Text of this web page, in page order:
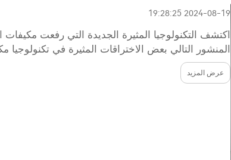
2024-08-19 19:28:25
اكتشف التكنولوجيا المثيرة الجديدة التي رفعت
المنشور التالي بعض الاختراقات المثيرة في تكنولوجيا
مكيفات الحرارة لتحسينها...
عرض المزيد